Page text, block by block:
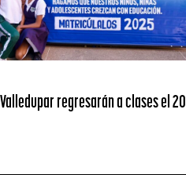
regresarán a clases el 20